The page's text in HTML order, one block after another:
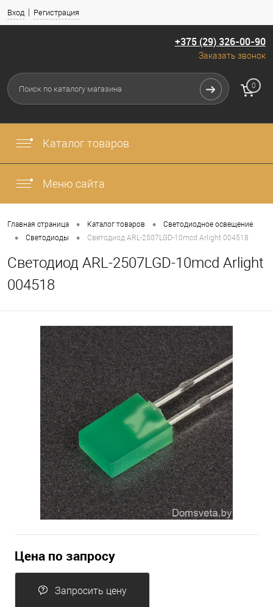
Вход Регистрация
+375 (29) 326-00-90
Заказать звонок
Меню сайта
Каталог товаров
0
Главная страница • Каталог товаров • Светодиодное освещение
• Светодиоды • Светодиод ARL-2507LGD-10mcd Arlight 004518
Светодиод ARL-2507LGD-10mcd Arlight
004518
Цена по запросу
Запросить цену